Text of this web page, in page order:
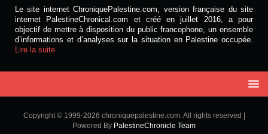
Le site internet ChroniquePalestine.com, version française du site
internet PalestineChronical.com et créé en juillet 2016, a pour
objectif de mettre à disposition du public francophone, un ensemble
d’informations et d’analyses sur la situation en Palestine occupée.
Lire la suite
Copyright © 1999-2026 chroniquepalestine.com. All rights reserved |
Powered By PalestineChronicle Team